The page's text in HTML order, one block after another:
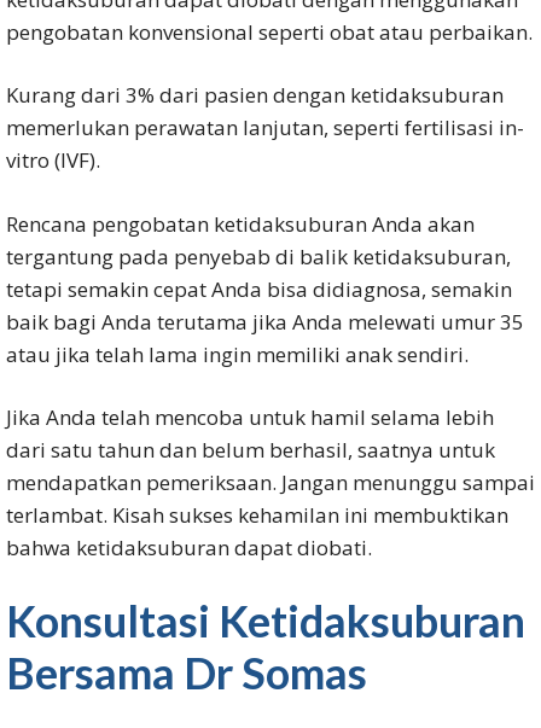
pengobatan konvensional seperti obat atau perbaikan.
Kurang dari 3% dari pasien dengan ketidaksuburan
memerlukan perawatan lanjutan, seperti fertilisasi in-
vitro (IVF).
Rencana pengobatan ketidaksuburan Anda akan
tergantung pada penyebab di balik ketidaksuburan,
tetapi semakin cepat Anda bisa didiagnosa, semakin
baik bagi Anda terutama jika Anda melewati umur 35
atau jika telah lama ingin memiliki anak sendiri.
Jika Anda telah mencoba untuk hamil selama lebih
dari satu tahun dan belum berhasil, saatnya untuk
mendapatkan pemeriksaan. Jangan menunggu sampai
terlambat. Kisah sukses kehamilan ini membuktikan
bahwa ketidaksuburan dapat diobati.
Konsultasi Ketidaksuburan
Bersama Dr Somas